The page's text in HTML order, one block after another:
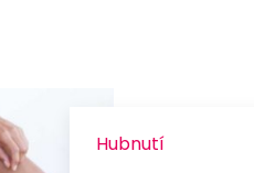
Hubnutí